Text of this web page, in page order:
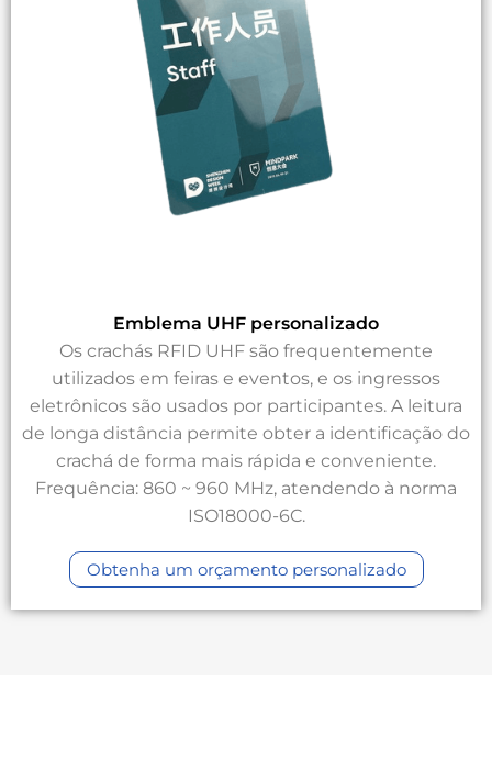
Emblema UHF personalizado
Os crachás RFID UHF são frequentemente
utilizados em feiras e eventos, e os ingressos
eletrônicos são usados por participantes. A leitura
de longa distância permite obter a identificação do
crachá de forma mais rápida e conveniente.
Frequência: 860 ~ 960 MHz, atendendo à norma
ISO18000-6C.
Obtenha um orçamento personalizado